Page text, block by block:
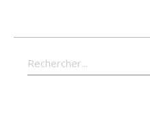
Rechercher